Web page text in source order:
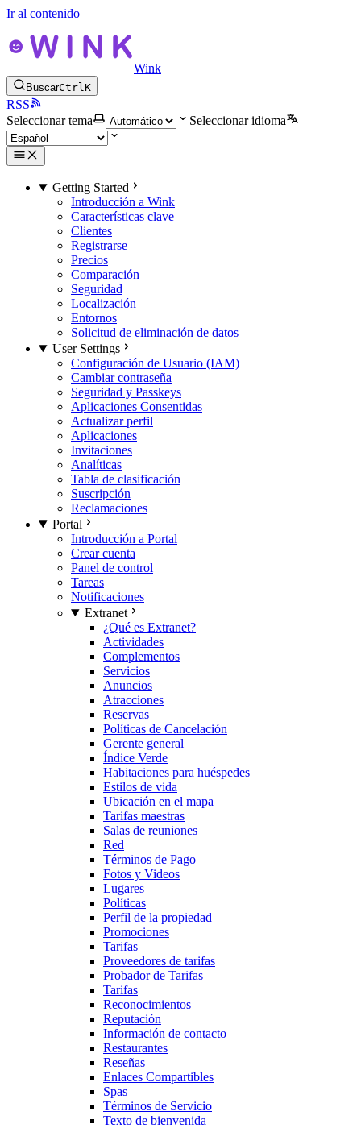
Ir al contenido
Wink
BuscarCtrlK
RSS
Seleccionar tema
Seleccionar idioma
Getting Started
Introducción a Wink
Características clave
Clientes
Registrarse
Precios
Comparación
Seguridad
Localización
Entornos
Solicitud de eliminación de datos
User Settings
Configuración de Usuario (IAM)
Cambiar contraseña
Seguridad y Passkeys
Aplicaciones Consentidas
Actualizar perfil
Aplicaciones
Invitaciones
Analíticas
Tabla de clasificación
Suscripción
Reclamaciones
Portal
Introducción a Portal
Crear cuenta
Panel de control
Tareas
Notificaciones
Extranet
¿Qué es Extranet?
Actividades
Complementos
Servicios
Anuncios
Atracciones
Reservas
Políticas de Cancelación
Gerente general
Índice Verde
Habitaciones para huéspedes
Estilos de vida
Ubicación en el mapa
Tarifas maestras
Salas de reuniones
Red
Términos de Pago
Fotos y Videos
Lugares
Políticas
Perfil de la propiedad
Promociones
Tarifas
Proveedores de tarifas
Probador de Tarifas
Tarifas
Reconocimientos
Reputación
Información de contacto
Restaurantes
Reseñas
Enlaces Compartibles
Spas
Términos de Servicio
Texto de bienvenida